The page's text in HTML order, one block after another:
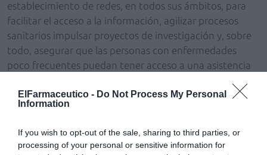
ElFarmaceutico - Do Not Process My Personal
Information
If you wish to opt-out of the sale, sharing to third parties, or
processing of your personal or sensitive information for
establecimiento de redes, en todos sus ámbitos, para
facilitar el acceso a la información, agilizar procesos
sanitarios impulsar proyectos de investigación y, sobre
todo, asegurar que las personas con enfermedades
poco frecuentes puedan tener acceso a una asistencia
Francisco Del Val, responsable para Iberia de la Unidad
destacar que «además de la gran motivación que nos
mueve para seguir innovando y mejorar los